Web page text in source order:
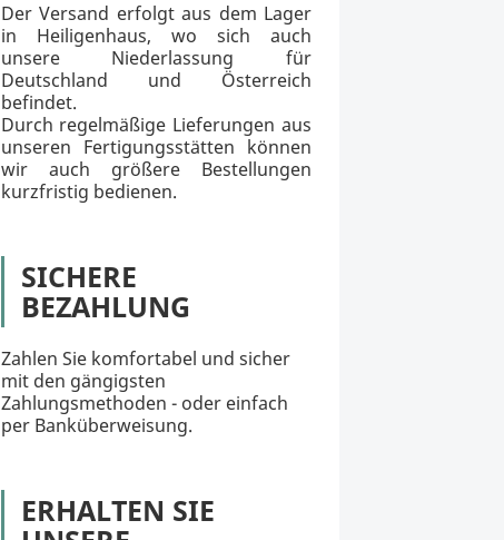
Der Versand erfolgt aus dem Lager
in Heiligenhaus, wo sich auch
unsere Niederlassung für
Deutschland und Österreich
befindet.
Durch regelmäßige Lieferungen aus
unseren Fertigungsstätten können
wir auch größere Bestellungen
kurzfristig bedienen.
SICHERE
BEZAHLUNG
Zahlen Sie komfortabel und sicher
mit den gängigsten
Zahlungsmethoden - oder einfach
per Banküberweisung.
ERHALTEN SIE